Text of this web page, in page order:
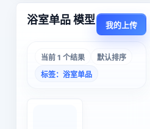
浴室单品 模型 我的上传
当前 1 个结果
默认排序
标签：浴室单品